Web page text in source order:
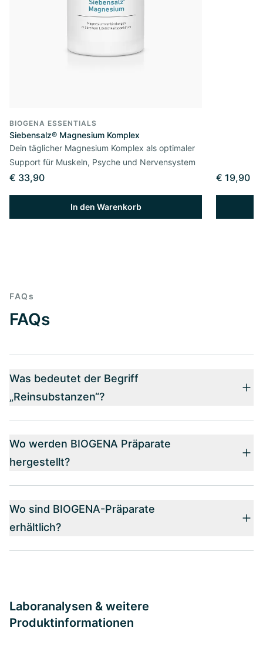
BIOGENA ESSENTIALS
Siebensalz® Magnesium Komplex
Dein täglicher Magnesium Komplex als optimaler
Support für Muskeln, Psyche und Nervensystem
€ 33,90
In den Warenkorb
€ 19,90
FAQs
FAQs
Was bedeutet der Begriff
„Reinsubstanzen“?
Wo werden BIOGENA Präparate
hergestellt?
Wo sind BIOGENA-Präparate
erhältlich?
Laboranalysen & weitere
Produktinformationen